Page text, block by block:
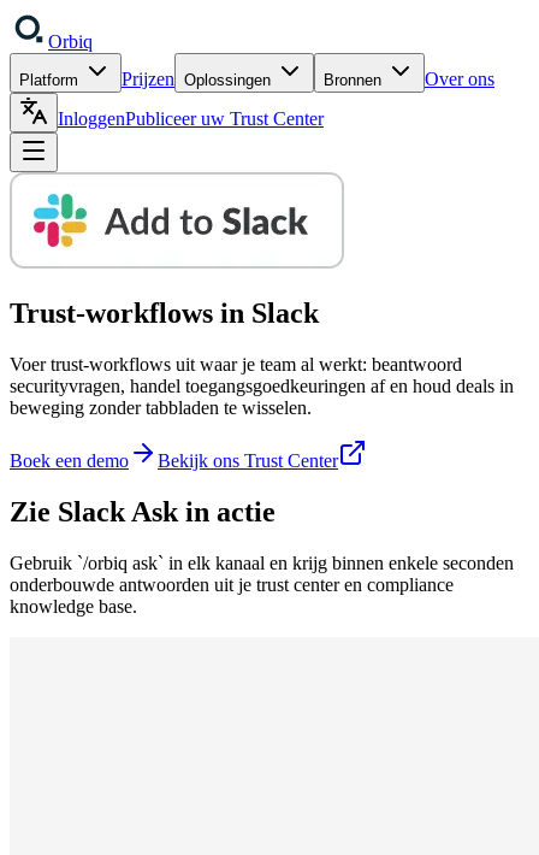
Orbiq
Platform Prijzen Oplossingen Bronnen
Over ons
InloggenPubliceer uw Trust Center
Trust-workflows in Slack
Voer trust-workflows uit waar je team al werkt: beantwoord
securityvragen, handel toegangsgoedkeuringen af en houd deals in
beweging zonder tabbladen te wisselen.
Boek een demo Bekijk ons Trust Center
Zie Slack Ask in actie
Gebruik `/orbiq ask` in elk kanaal en krijg binnen enkele seconden
onderbouwde antwoorden uit je trust center en compliance
knowledge base.